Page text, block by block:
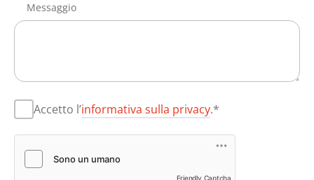
Messaggio
Accetto l’informativa sulla privacy.*
Friendly Captcha